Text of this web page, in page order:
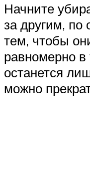
Начните
за другим, по
тем, чтобы
равномерно в
останется
можно